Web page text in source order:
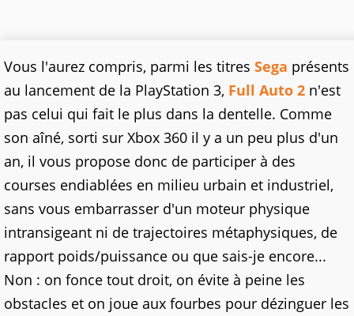
Vous l'aurez compris, parmi les titres Sega présents
au lancement de la PlayStation 3, Full Auto 2 n'est
pas celui qui fait le plus dans la dentelle. Comme
son aîné, sorti sur Xbox 360 il y a un peu plus d'un
an, il vous propose donc de participer à des
courses endiablées en milieu urbain et industriel,
sans vous embarrasser d'un moteur physique
intransigeant ni de trajectoires métaphysiques, de
rapport poids/puissance ou que sais-je encore...
Non : on fonce tout droit, on évite à peine les
obstacles et on joue aux fourbes pour dézinguer les